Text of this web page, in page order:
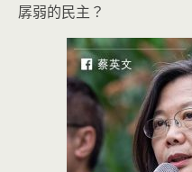
孱弱的民主？